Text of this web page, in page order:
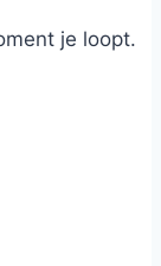
je loopt.